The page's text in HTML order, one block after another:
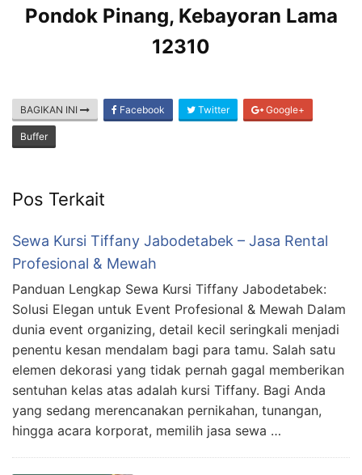
Pondok Pinang, Kebayoran Lama
12310
BAGIKAN INI Facebook Twitter Google+
Buffer
Pos Terkait
Sewa Kursi Tiffany Jabodetabek – Jasa Rental
Profesional & Mewah
Panduan Lengkap Sewa Kursi Tiffany Jabodetabek:
Solusi Elegan untuk Event Profesional & Mewah Dalam
dunia event organizing, detail kecil seringkali menjadi
penentu kesan mendalam bagi para tamu. Salah satu
elemen dekorasi yang tidak pernah gagal memberikan
sentuhan kelas atas adalah kursi Tiffany. Bagi Anda
yang sedang merencanakan pernikahan, tunangan,
hingga acara korporat, memilih jasa sewa …